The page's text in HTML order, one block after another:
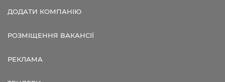
ДОДАТИ КОМПАНІЮ
РОЗМІЩЕННЯ ВАКАНСІЇ
РЕКЛАМА